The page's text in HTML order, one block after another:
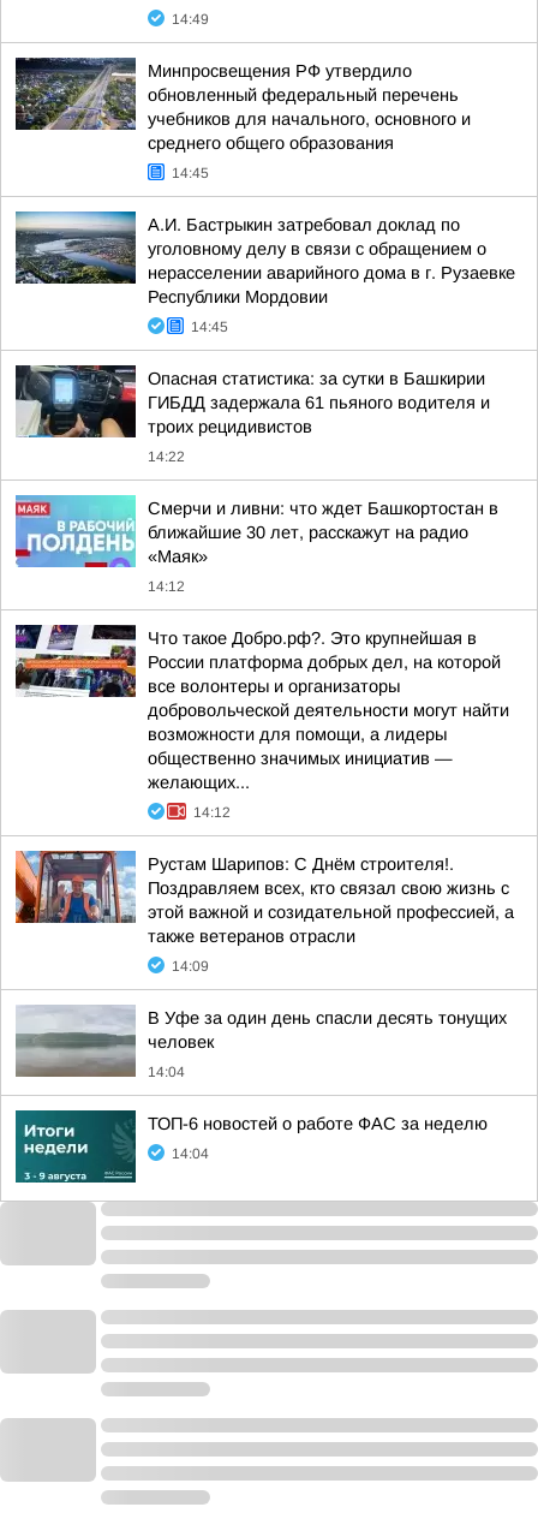
14:49
Минпросвещения РФ утвердило
обновленный федеральный перечень
учебников для начального, основного и
среднего общего образования
14:45
А.И. Бастрыкин затребовал доклад по
уголовному делу в связи с обращением о
нерасселении аварийного дома в г. Рузаевке
Республики Мордовии
14:45
Опасная статистика: за сутки в Башкирии
ГИБДД задержала 61 пьяного водителя и
троих рецидивистов
14:22
Смерчи и ливни: что ждет Башкортостан в
ближайшие 30 лет, расскажут на радио
«Маяк»
14:12
Что такое Добро.рф?. Это крупнейшая в
России платформа добрых дел, на которой
все волонтеры и организаторы
добровольческой деятельности могут найти
возможности для помощи, а лидеры
общественно значимых инициатив —
желающих...
14:12
Рустам Шарипов: С Днём строителя!.
Поздравляем всех, кто связал свою жизнь с
этой важной и созидательной профессией, а
также ветеранов отрасли
14:09
В Уфе за один день спасли десять тонущих
человек
14:04
ТОП-6 новостей о работе ФАС за неделю
14:04